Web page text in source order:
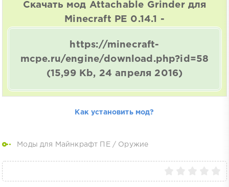
Скачать мод Attachable Grinder для
Minecraft PE 0.14.1 -
https://minecraft-
mcpe.ru/engine/download.php?id=58
(15,99 Kb, 24 апреля 2016)
Как установить мод?
Моды для Майнкрафт ПЕ / Оружие